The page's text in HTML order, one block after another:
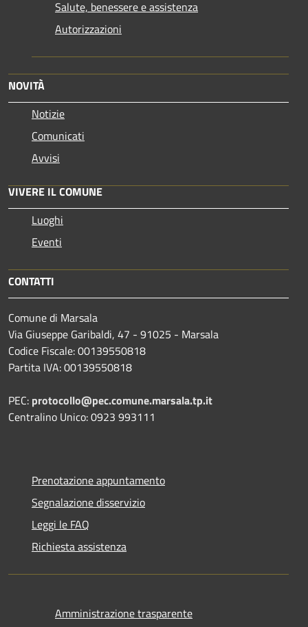
Salute, benessere e assistenza
Autorizzazioni
NOVITÀ
Notizie
Comunicati
Avvisi
VIVERE IL COMUNE
Luoghi
Eventi
CONTATTI
Comune di Marsala
Via Giuseppe Garibaldi, 47 - 91025 - Marsala
Codice Fiscale: 00139550818
Partita IVA: 00139550818
PEC: protocollo@pec.comune.marsala.tp.it
Centralino Unico: 0923 993111
Prenotazione appuntamento
Segnalazione disservizio
Leggi le FAQ
Richiesta assistenza
Amministrazione trasparente